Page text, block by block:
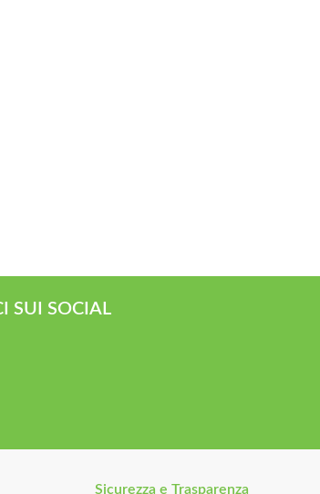
SUI SOCIAL
Sicurezza e Trasparenza